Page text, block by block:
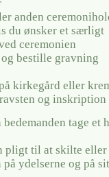
anden
du ønsker et særligt
ceremonien
bestille gravning
kirkegård eller
og inskription
tage et
pligt til at skilte eller
ydelserne og på